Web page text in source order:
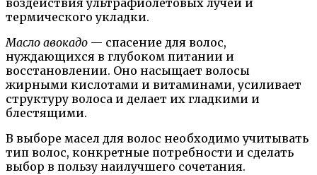
воздействия ультрафиолетовых лучей и
термического укладки.
Масло авокадо — спасение для волос,
нуждающихся в глубоком питании и
восстановлении. Оно насыщает волосы
жирными кислотами и витаминами, усиливает
структуру волоса и делает их гладкими и
блестящими.
В выборе масел для волос необходимо учитывать
тип волос, конкретные потребности и сделать
выбор в пользу наилучшего сочетания.